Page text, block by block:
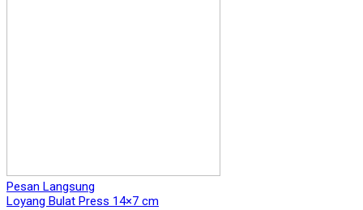
Pesan Langsung
Loyang Bulat Press 14×7 cm